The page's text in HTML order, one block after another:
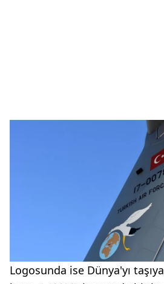
Logosunda ise Dünya'yı